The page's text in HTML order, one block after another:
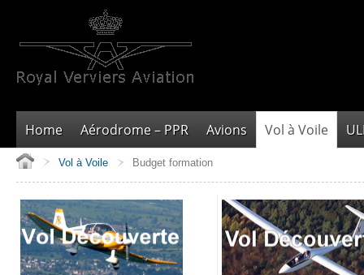
Home Aérodrome – PPR Avions Vol à Voile
Vol à Voile Budget formation